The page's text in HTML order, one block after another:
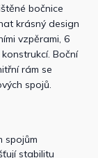
bočnice
krásný design
vzpěrami, 6
Boční
rám se
spojů.
spojům
stabilitu